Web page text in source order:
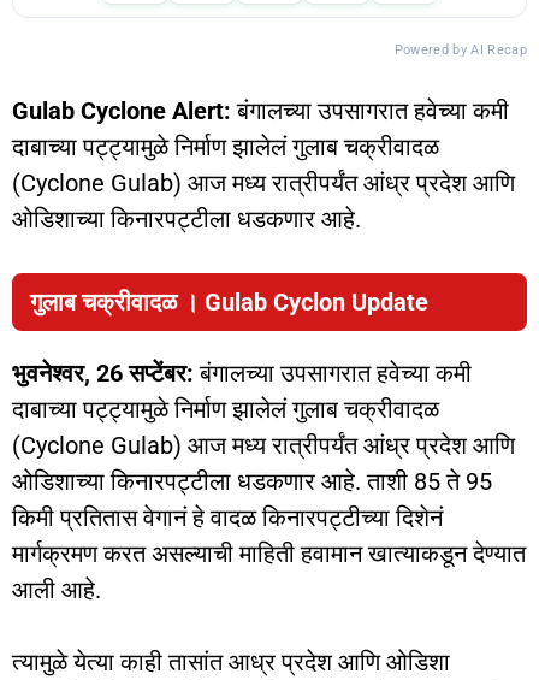
Powered by AI Recap
Gulab Cyclone Alert:बंगालच्या उपसागरात हवेच्या कमी
दाबाच्या पट्ट्यामुळे निर्माण झालेलं गुलाब चक्रीवादळ
(Cyclone Gulab) आज मध्य रात्रीपर्यंत आंध्र प्रदेश आणि
ओडिशाच्या किनारपट्टीला धडकणार आहे.
गुलाब चक्रीवादळ । Gulab Cyclon Update
भुवनेश्वर, 26 सप्टेंबर: बंगालच्या उपसागरात हवेच्या कमी
दाबाच्या पट्ट्यामुळे निर्माण झालेलं गुलाब चक्रीवादळ
(Cyclone Gulab) आज मध्य रात्रीपर्यंत आंध्र प्रदेश आणि
ओडिशाच्या किनारपट्टीला धडकणार आहे. ताशी 85 ते 95
किमी प्रतितास वेगानं हे वादळ किनारपट्टीच्या दिशेनं
मार्गक्रमण करत असल्याची माहिती हवामान खात्याकडून देण्यात
आली आहे.
त्यामुळे येत्या काही तासांत आध्र प्रदेश आणि ओडिशा